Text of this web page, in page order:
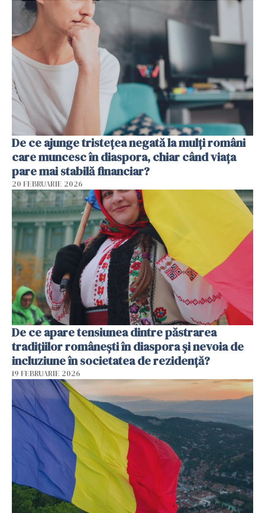
De ce ajunge tristețea negată la mulți români
care muncesc în diaspora, chiar când viața
pare mai stabilă financiar?
20 FEBRUARIE 2026
De ce apare tensiunea dintre păstrarea
tradițiilor românești în diaspora și nevoia de
incluziune în societatea de rezidență?
19 FEBRUARIE 2026